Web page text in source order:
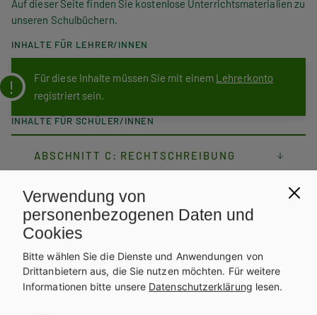
Auf dieser Seite finden Sie kostenlose Unterrichtsmaterialien zu
unseren Schulbüchern.
INHALTE FÜR LEHRER/INNEN
Für diese Inhalte müssen Sie mit einem Lehrerkonto
registriert sein.
INHALTE FÜR SCHÜLER/INNEN
ABSCHNITT C: RECHTSCHREIBUNG
Abschnitt C: Rechtschreibung
Audio-Dateien
Verwendung von
personenbezogenen Daten und
Cookies
Bitte wählen Sie die Dienste und Anwendungen von
Drittanbietern aus, die Sie nutzen möchten. Für weitere
Informationen bitte unsere Datenschutzerklärung lesen.